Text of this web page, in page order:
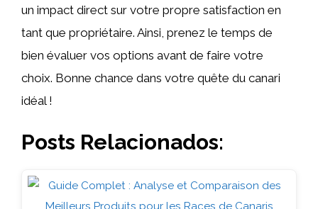
un impact direct sur votre propre satisfaction en
tant que propriétaire. Ainsi, prenez le temps de
bien évaluer vos options avant de faire votre
choix. Bonne chance dans votre quête du canari
idéal !
Posts Relacionados: